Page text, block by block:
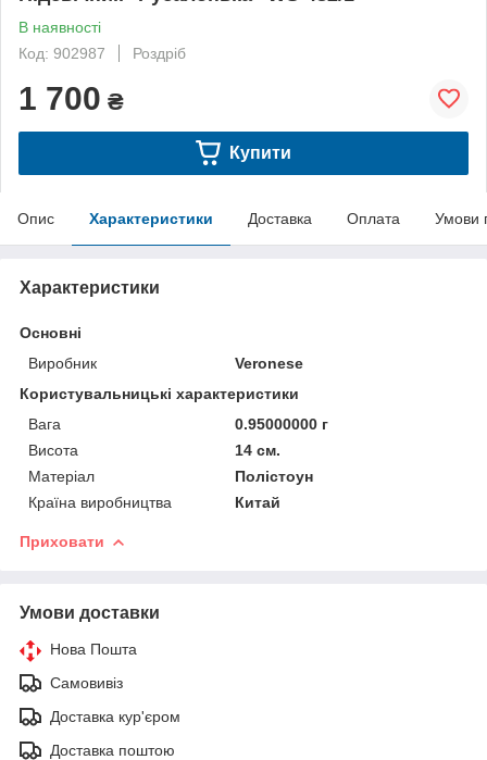
В наявності
Код: 902987
Роздріб
1 700 ₴
Купити
Опис Характеристики Доставка Оплата Умови
Характеристики
Основні
Виробник
Veronese
Користувальницькі характеристики
Вага
0.95000000 г
Висота
14 см.
Матеріал
Полістоун
Країна виробництва
Китай
Приховати
Умови доставки
Нова Пошта
Самовивіз
Доставка кур'єром
Доставка поштою